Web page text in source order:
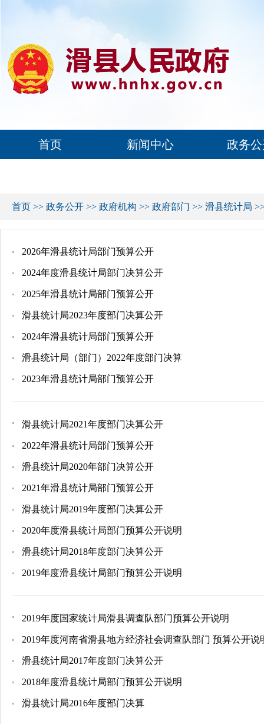
首页 新闻中心 政务
首页 >> 政务公开 >> 政府机构 >> 政府部门 >> 滑县统计局
2026年滑县统计局部门预算公开
2024年度滑县统计局部门决算公开
2025年滑县统计局部门预算公开
滑县统计局2023年度部门决算公开
2024年滑县统计局部门预算公开
滑县统计局（部门）2022年度部门决算
2023年滑县统计局部门预算公开
滑县统计局2021年度部门决算公开
2022年滑县统计局部门预算公开
滑县统计局2020年部门决算公开
2021年滑县统计局部门预算公开
滑县统计局2019年度部门决算公开
2020年度滑县统计局部门预算公开说明
滑县统计局2018年度部门决算公开
2019年度滑县统计局部门预算公开说明
2019年度国家统计局滑县调查队部门预算公开说明
2019年度河南省滑县地方经济社会调查队部门 预算公开说
滑县统计局2017年度部门决算公开
2018年度滑县统计局部门预算公开说明
滑县统计局2016年度部门决算